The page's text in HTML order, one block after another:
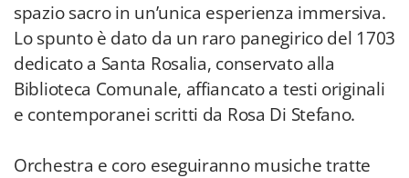
spazio sacro in un’unica esperienza immersiva.
Lo spunto è dato da un raro panegirico del 1703
dedicato a Santa Rosalia, conservato alla
Biblioteca Comunale, affiancato a testi originali
e contemporanei scritti da Rosa Di Stefano.
Orchestra e coro eseguiranno musiche tratte